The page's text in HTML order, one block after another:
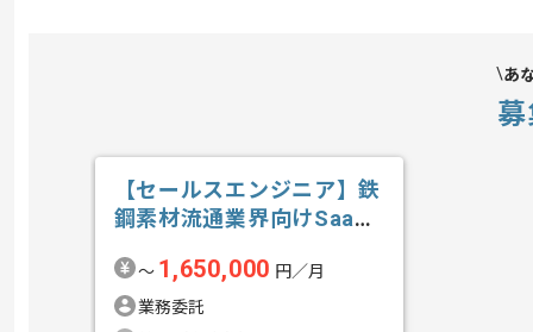
あ
【セールスエンジニア】鉄
鋼素材流通業界向けSaaS
〜 1,650,000 円／月
業務委託